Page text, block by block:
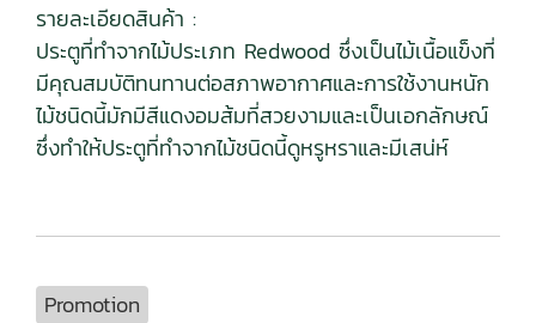
รายละเอียดสินค้า :
ประตูที่ทำจากไม้ประเภท Redwood ซึ่งเป็นไม้เนื้อแข็งที่
มีคุณสมบัติทนทานต่อสภาพอากาศและการใช้งานหนัก
ไม้ชนิดนี้มักมีสีแดงอมส้มที่สวยงามและเป็นเอกลักษณ์
ซึ่งทำให้ประตูที่ทำจากไม้ชนิดนี้ดูหรูหราและมีเสน่ห์
Promotion